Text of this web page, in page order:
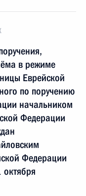
в режиме
Еврейской
по поручению
начальником
Федерации
Федерации